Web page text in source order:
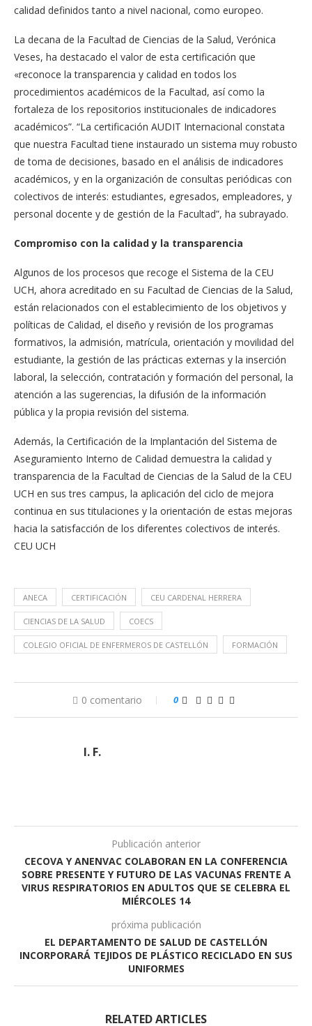
calidad definidos tanto a nivel nacional, como europeo.
La decana de la Facultad de Ciencias de la Salud, Verónica
Veses, ha destacado el valor de esta certificación que
«reconoce la transparencia y calidad en todos los
procedimientos académicos de la Facultad, así como la
fortaleza de los repositorios institucionales de indicadores
académicos”. “La certificación AUDIT Internacional constata
que nuestra Facultad tiene instaurado un sistema muy robusto
de toma de decisiones, basado en el análisis de indicadores
académicos, y en la organización de consultas periódicas con
colectivos de interés: estudiantes, egresados, empleadores, y
personal docente y de gestión de la Facultad”, ha subrayado.
Compromiso con la calidad y la transparencia
Algunos de los procesos que recoge el Sistema de la CEU
UCH, ahora acreditado en su Facultad de Ciencias de la Salud,
están relacionados con el establecimiento de los objetivos y
políticas de Calidad, el diseño y revisión de los programas
formativos, la admisión, matrícula, orientación y movilidad del
estudiante, la gestión de las prácticas externas y la inserción
laboral, la selección, contratación y formación del personal, la
atención a las sugerencias, la difusión de la información
pública y la propia revisión del sistema.
Además, la Certificación de la Implantación del Sistema de
Aseguramiento Interno de Calidad demuestra la calidad y
transparencia de la Facultad de Ciencias de la Salud de la CEU
UCH en sus tres campus, la aplicación del ciclo de mejora
continua en sus titulaciones y la orientación de estas mejoras
hacia la satisfacción de los diferentes colectivos de interés.
CEU UCH
ANECA CERTIFICACIÓN CEU CARDENAL HERRERA
CIENCIAS DE LA SALUD COECS
COLEGIO OFICIAL DE ENFERMEROS DE CASTELLÓN FORMACIÓN
0 comentario 0
I. F.
Publicación anterior
CECOVA Y ANENVAC COLABORAN EN LA CONFERENCIA
SOBRE PRESENTE Y FUTURO DE LAS VACUNAS FRENTE A
VIRUS RESPIRATORIOS EN ADULTOS QUE SE CELEBRA EL
MIÉRCOLES 14
próxima publicación
EL DEPARTAMENTO DE SALUD DE CASTELLÓN
INCORPORARÁ TEJIDOS DE PLÁSTICO RECICLADO EN SUS
UNIFORMES
RELATED ARTICLES